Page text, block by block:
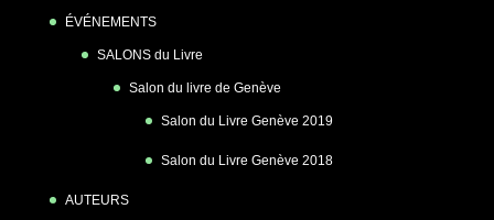
ÉVÉNEMENTS
SALONS du Livre
Salon du livre de Genève
Salon du Livre Genève 2019
Salon du Livre Genève 2018
AUTEURS